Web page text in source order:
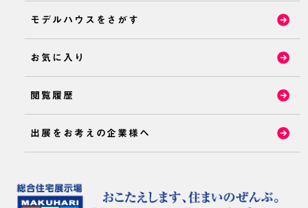
モデルハウスをさがす
お気に入り
閲覧履歴
出展をお考えの企業様へ